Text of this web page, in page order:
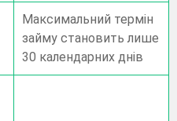
Максимальний термін
займу становить лише
30 календарних днів